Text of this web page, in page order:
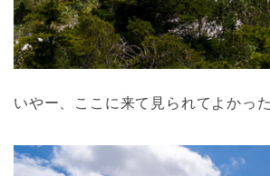
いやー、ここに来て見られてよかった